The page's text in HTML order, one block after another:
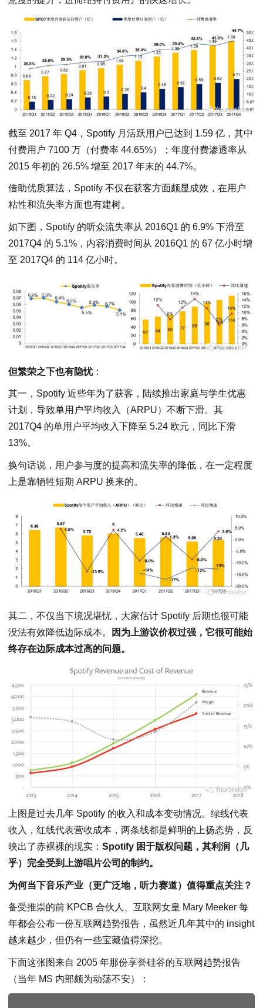
截至 2017 年 Q4，Spotify 月活跃用户已达到 1.59 亿，其中
付费用户 7100 万（付费率 44.65%）；年度付费渗透率从
2015 年初的 26.5% 增至 2017 年末的 44.7%。
借助优质算法，Spotify 不仅在获客方面颇显成效，在用户
粘性和流失率方面也有建树。
如下图，Spotify 的听众流失率从 2016Q1 的 6.9% 下滑至
2017Q4 的 5.1%，内容消费时间从 2016Q1 的 67 亿小时增
至 2017Q4 的 114 亿小时。
但繁荣之下也有隐忧：
其一，Spotify 近些年为了获客，陆续推出家庭与学生优惠
计划，导致单用户平均收入（ARPU）不断下滑。其
2017Q4 的单用户平均收入下降至 5.24 欧元，同比下滑
13%。
换句话说，用户参与度的提高和流失率的降低，在一定程度
上是靠牺牲短期 ARPU 换来的。
其二，不仅当下境况堪忧，大家估计 Spotify 后期也很可能
没法有效降低边际成本。
因为上游议价权过强，它很可能始
终存在边际成本过高的问题。
上图是过去几年 Spotify 的收入和成本变动情况。绿线代表
收入，红线代表营收成本，两条线都是鲜明的上扬态势，反
映出了赤裸裸的现实： Spotify 困于版权问题，其利润（几
乎）完全受到上游唱片公司的制约。
为何当下音乐产业（更广泛地，听力赛道）值得重点关注？
备受推崇的前 KPCB 合伙人、互联网女皇 Mary Meeker 每
年都会公布一份互联网趋势报告，虽然近几年其中的 insight
越来越少，但仍有一些宝藏值得深挖。
下面这张图来自 2005 年那份享誉硅谷的互联网趋势报告
（当年 MS 内部颇为动荡不安）：